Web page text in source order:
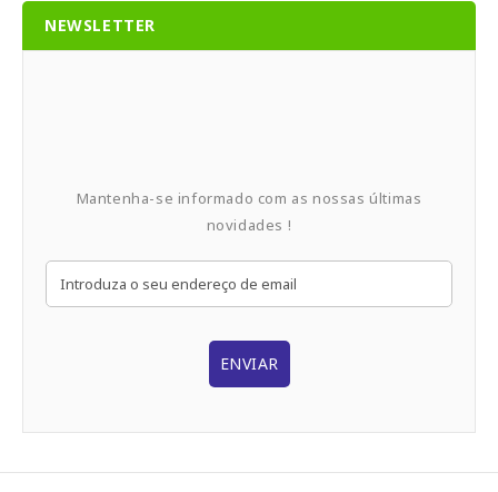
NEWSLETTER
Mantenha-se informado com as nossas últimas
novidades !
ENVIAR